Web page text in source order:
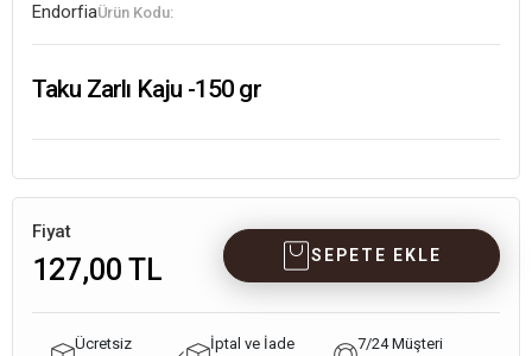
EndorfiaÜrün Kodu:
Taku Zarlı Kaju -150 gr
Fiyat
127,00 TL SEPETE EKLE
Ücretsiz
İptal ve İade
7/24 Müşteri